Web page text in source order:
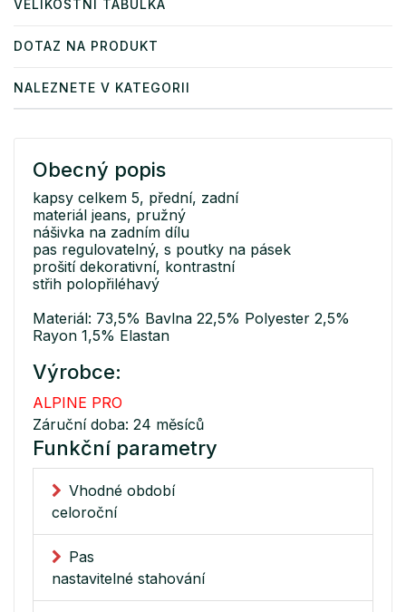
VELIKOSTNÍ TABULKA
DOTAZ NA PRODUKT
NALEZNETE V KATEGORII
Obecný popis
kapsy celkem 5, přední, zadní
materiál jeans, pružný
nášivka na zadním dílu
pas regulovatelný, s poutky na pásek
prošití dekorativní, kontrastní
střih polopřiléhavý
Materiál: 73,5% Bavlna 22,5% Polyester 2,5%
Rayon 1,5% Elastan
Výrobce:
ALPINE PRO
Záruční doba: 24 měsíců
Funkční parametry
Vhodné období
celoroční
Pas
nastavitelné stahování